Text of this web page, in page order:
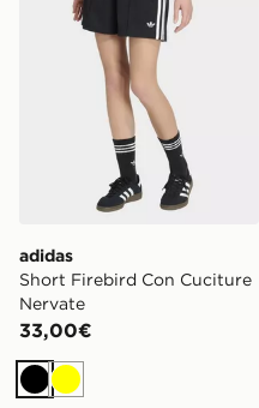
adidas
Short Firebird Con Cuciture
Nervate
33,00€
NeroGiallo